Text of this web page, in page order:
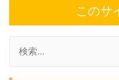
このサ
索